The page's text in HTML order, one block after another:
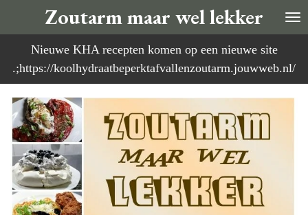
direct
naar
de
Zoutarm maar wel lekker
Nieuwe KHA recepten komen op een nieuwe site
.;https://koolhydraatbeperktafvallenzoutarm.jouwweb.nl/